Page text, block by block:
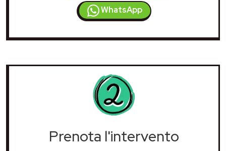
WhatsApp
Prenota l'intervento